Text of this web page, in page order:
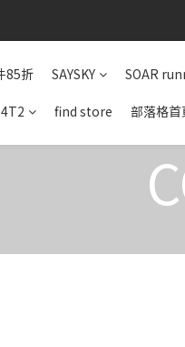
85折 SAYSKY SOAR
4T2 find store 部落格首